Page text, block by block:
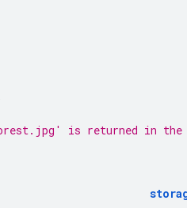
is returned in the